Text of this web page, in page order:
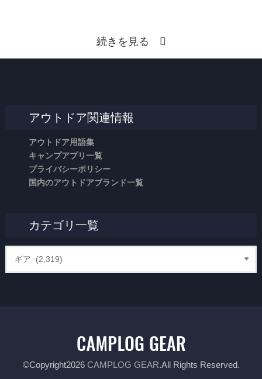
続きを見る
アウトドア関連情報
アウトドア用語集
キャンプアプリ一覧
プライバシーポリシー
国内のアウトドアブランド一覧
カテゴリ一覧
©Copyright2026 CAMPLOG GEAR.All Rights Reserved.